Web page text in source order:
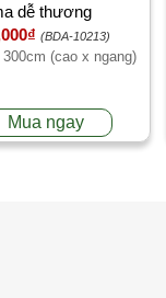
dễ thương
(BDA-10213)
(cao x ngang)
Mua ngay